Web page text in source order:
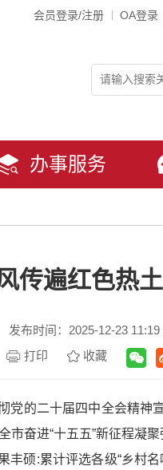
会员登录/注册 OA登录
办事服务
传遍红色热土
发布时间：2025-12-23 11:19
打印 收藏
的二十届四中全会精神
奋进“十五五”新征程凝聚
硕:累计评选各级“乡村